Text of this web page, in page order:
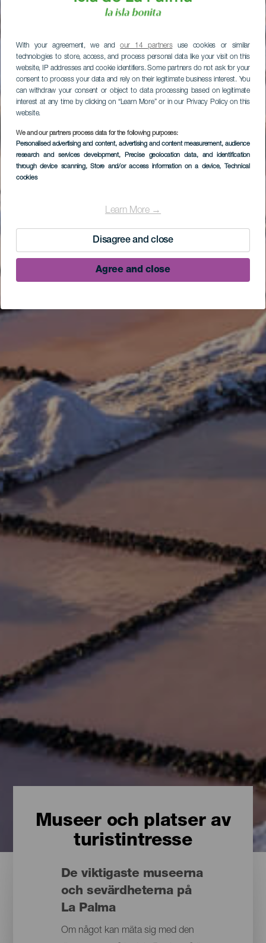
With your agreement, we andour 14 partnersuse cookies or similar
technologies to store, access, and process personal data like your visit on this
website, IP addresses and cookie identifiers. Some partners do not ask for your
consent to process your data and rely on their legitimate business interest. You
can withdraw your consent or object to data processing based on legitimate
interest at any time by clicking on “Learn More” or in our Privacy Policy on this
website.
We and our partners process data for the following purposes:
Personalised advertising and content, advertising and content measurement, audience
research and services development, Precise geolocation data, and identification
through device scanning, Store and/or access information on a device, Technical
cookies
Learn More →
Disagree and close
Agree and close
Museer och platser av
turistintresse
De viktigaste museerna
och sevärdheterna på
La Palma
Om något kan mäta sig med den